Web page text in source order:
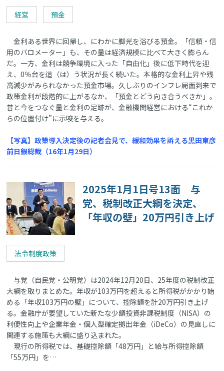
経営 預金
金利ある世界に回帰し、にわかに脚光を浴びる預金。「信頼・信
用のバロメーター」も、その量は経済規模に比べて大きく膨らん
だ。一方、金利は競争環境に入った「自由化」後に低下時代を迎
え、0％台を這（は）う状況が長く続いた。本格的な金利上昇や残
高減少がみられなかった預金市場。久しぶりのインフレ局面到来で
政策金利が段階的に上がるなか、「預金とどう向き合うべきか」。
昔と今をつなぐ量と金利の足跡が、金融機関経営における“これか
らの位置付け”に示唆を与える。
【写真】政策導入決定後の記者会見で、緩和効果を訴える黒田東彦
前日銀総裁（16年1月29日）
2025年1月1日号13面 与
党、税制改正大綱を決定、
「年収の壁」20万円引き上げ
法令制度政策
与党（自民党・公明党）は2024年12月20日、25年度の税制改正
大綱を取りまとめた。年収が103万円を超えると所得税がかかり始
める「年収103万円の壁」について、控除額を計20万円引き上げ
る。金融庁が要望していた新たな少額投資非課税制度（NISA）の
利便性向上や企業年金・個人型確定拠出年金（iDeCo）の見直しに
関連する施策も大綱に盛り込まれた。
現行の所得税では、基礎控除額「48万円」と給与所得控除額
「55万円」を…